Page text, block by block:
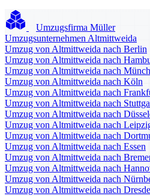
Umzugsfirma Müller
Umzugsunternehmen Altmittweida
Umzug von Altmittweida nach Berlin
Umzug von Altmittweida nach
Umzug von Altmittweida nach
Umzug von Altmittweida nach Köln
Umzug von Altmittweida nach
Umzug von Altmittweida nach
Umzug von Altmittweida nach
Umzug von Altmittweida nach
Umzug von Altmittweida nach
Umzug von Altmittweida nach Essen
Umzug von Altmittweida nach
Umzug von Altmittweida nach
Umzug von Altmittweida nach
Umzug von Altmittweida nach